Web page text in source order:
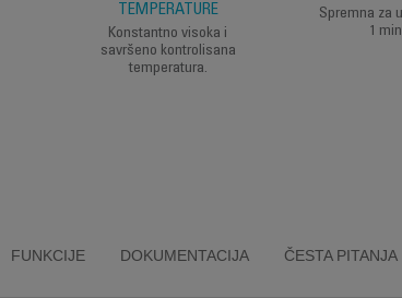
TEMPERATURE
Konstantno visoka i
savršeno kontrolisana
temperatura.
Spremna za
1
FUNKCIJE DOKUMENTACIJA ČESTA PITANJA